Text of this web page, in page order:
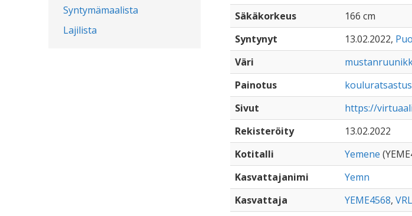
Syntymämaalista
Lajilista
Säkäkorkeus
166 cm
Syntynyt
13.02.2022,
Väri
Painotus
kouluratsastus
Sivut
https://
Rekisteröity
13.02.2022
Kotitalli
Yemene
Kasvattajanimi
Yemn
Kasvattaja
YEME4568,